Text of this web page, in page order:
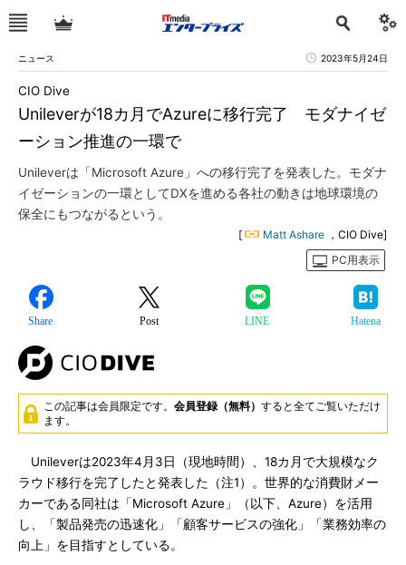
ニュース 2023年5月24日
Unileverが18カ月でAzureに移行完了 モダナイゼ
ーション推進の一環で
CIO Dive
Unileverは「Microsoft Azure」への移行完了を発表した。モダナ
イゼーションの一環としてDXを進める各社の動きは地球環境の
保全にもつながるという。
[ Matt Ashare ，CIO Dive]
PC用表示
Share Post LINE Hatena
この記事は会員限定です。 会員登録（無料） すると全てご覧いただけ
ます。
Unileverは2023年4月3日（現地時間）、18カ月で大規模なク
ラウド移行を完了したと発表した（注1）。世界的な消費財メー
カーである同社は「Microsoft Azure」（以下、Azure）を活用
し、「製品発売の迅速化」「顧客サービスの強化」「業務効率の
向上」を目指すとしている。